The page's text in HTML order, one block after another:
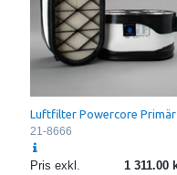
Luftfilter Powercore Primär
21-8666
Pris exkl. 1 311.00